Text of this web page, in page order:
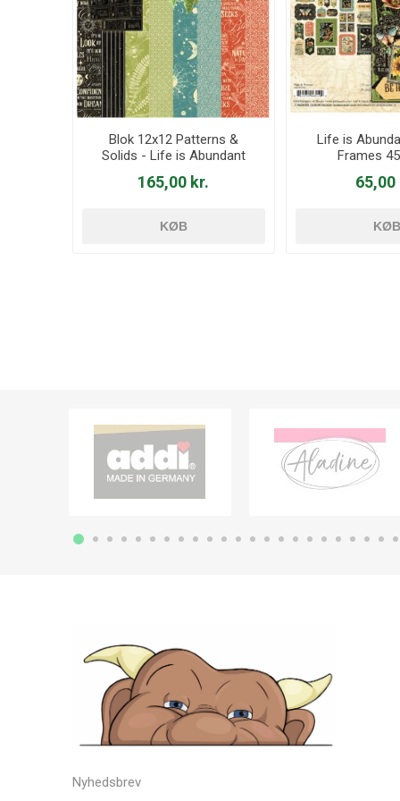
Blok 12x12 Patterns &
Solids - Life is Abundant
165,00 kr.
KØB
Life is
Frames
65,00
KØB
Nyhedsbrev